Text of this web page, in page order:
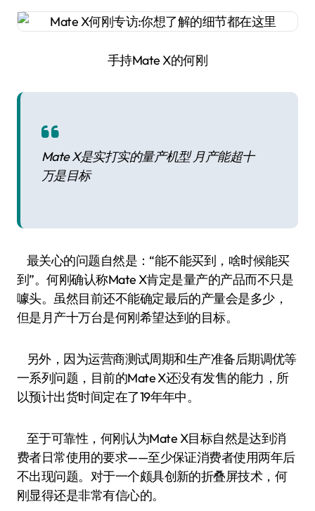
手持Mate X的何刚
Mate X是实打实的量产机型 月产能超十
万是目标
最关心的问题自然是：“能不能买到，啥时候能买
到”。何刚确认称Mate X肯定是量产的产品而不只是
噱头。虽然目前还不能确定最后的产量会是多少，
但是月产十万台是何刚希望达到的目标。
另外，因为运营商测试周期和生产准备后期调优等
一系列问题，目前的Mate X还没有发售的能力，所
以预计出货时间定在了19年年中。
至于可靠性，何刚认为Mate X目标自然是达到消
费者日常使用的要求——至少保证消费者使用两年后
不出现问题。对于一个颇具创新的折叠屏技术，何
刚显得还是非常有信心的。